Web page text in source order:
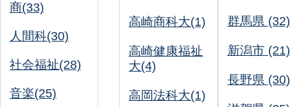
商(33)
人間科(30)
社会福祉(28)
音楽(25)
高崎商科大(1)
高崎健康福祉
大(4)
高岡法科大(1)
群馬県 (32)
新潟市 (21)
長野県 (30)